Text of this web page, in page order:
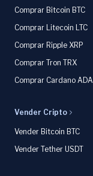
Comprar Bitcoin BTC
Comprar Litecoin LTC
Comprar Ripple XRP
Comprar Tron TRX
Comprar Cardano ADA
Vender Cripto
Vender Bitcoin BTC
Vender Tether USDT